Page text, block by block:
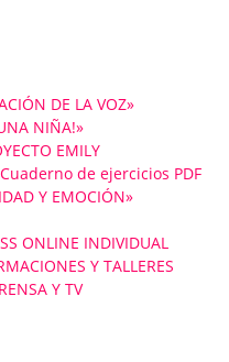
DE LA VOZ»
NIÑA!»
EMILY
de ejercicios PDF
Y EMOCIÓN»
ONLINE INDIVIDUAL
Y TALLERES
Y TV